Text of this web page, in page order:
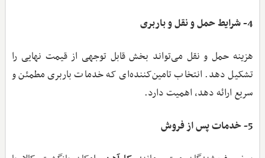
4- شرایط حمل و نقل و باربری
هزینه حمل و نقل می‌تواند بخش قابل توجهی از قیمت نهایی را
تشکیل دهد. انتخاب تامین‌کننده‌ای که خدمات باربری مطمئن و
سریع ارائه دهد، اهمیت دارد.
5- خدمات پس از فروش